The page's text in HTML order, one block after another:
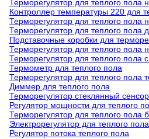
Терморегулятор для теплого пола
Контроллер температуры 220 для
Терморегулятор для теплого пола
Терморегулятор для теплого пола
Подставочные коробки для
Терморегулятор для теплого пола
Терморегулятор для теплого пола
Термометр для теплого пола
Терморегулятор для теплого пола
Диммер для теплого пола
Терморегулятор стеклянный
Регулятор мощности для теплого
Терморегулятор для теплого пола
Электрорегулятор для теплого пола
Регулятор потока теплого пола